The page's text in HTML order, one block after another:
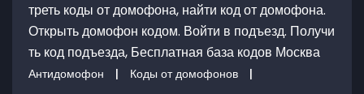
треть коды от домофона, найти код от домофона.
Открыть домофон кодом. Войти в подъезд. Получи
ть код подъезда, Бесплатная база кодов Москва
Антидомофон | Коды от домофонов
|